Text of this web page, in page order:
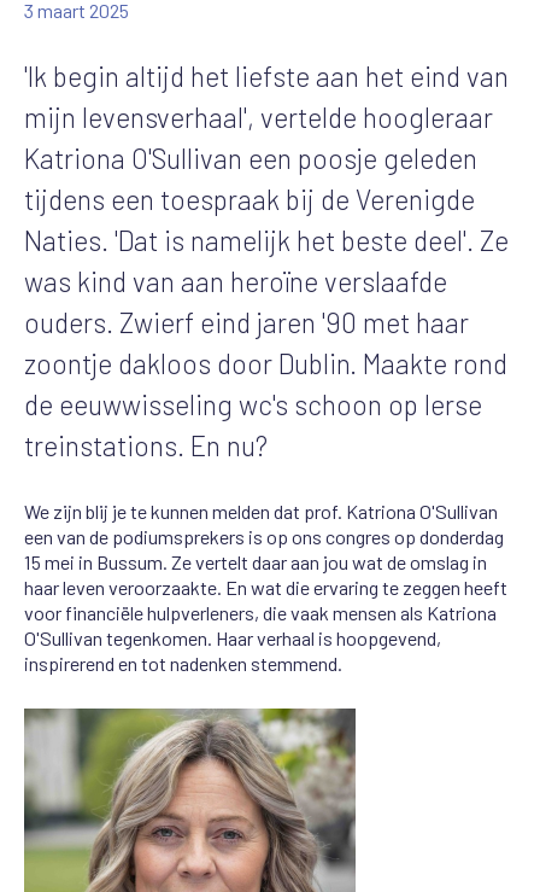
3 maart 2025
'Ik begin altijd het liefste aan het eind van
mijn levensverhaal', vertelde hoogleraar
Katriona O'Sullivan een poosje geleden
tijdens een toespraak bij de Verenigde
Naties. 'Dat is namelijk het beste deel'. Ze
was kind van aan heroïne verslaafde
ouders. Zwierf eind jaren '90 met haar
zoontje dakloos door Dublin. Maakte rond
de eeuwwisseling wc's schoon op Ierse
treinstations. En nu?
We zijn blij je te kunnen melden dat prof. Katriona O'Sullivan
een van de podiumsprekers is op ons congres op donderdag
15 mei in Bussum. Ze vertelt daar aan jou wat de omslag in
haar leven veroorzaakte. En wat die ervaring te zeggen heeft
voor financiële hulpverleners, die vaak mensen als Katriona
O'Sullivan tegenkomen. Haar verhaal is hoopgevend,
inspirerend en tot nadenken stemmend.